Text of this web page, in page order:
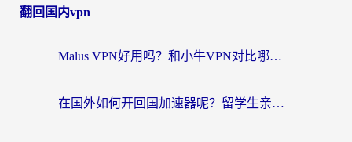
翻回国内vpn
Malus VPN好用吗？和小牛VPN对比哪个回国效果更好？海外党亲测实用指南
在国外如何开回国加速器呢？留学生亲测的无缝访问国内资源指南